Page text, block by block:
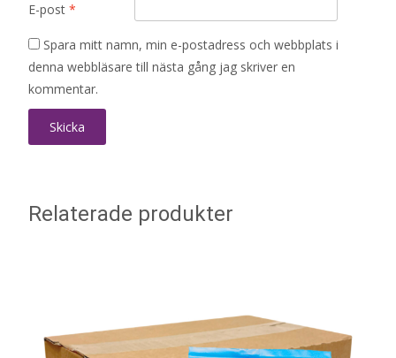
E-post *
Spara mitt namn, min e-postadress och webbplats i
denna webbläsare till nästa gång jag skriver en
kommentar.
Relaterade produkter